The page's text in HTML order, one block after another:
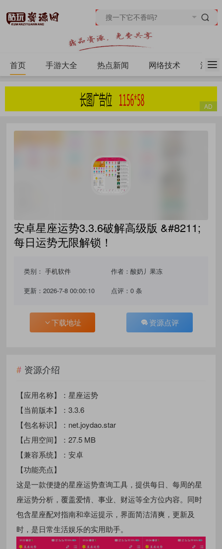
首页 手游大全 热点新闻 网络技术 源码
‌安卓星座运势3.3.6破解高级版 &#8211;
每日运势无限解锁！‌
类别：手机软件 作者：酸奶丿果冻
更新：2026-7-8 00:00:10 点评：0 条
下载地址 资源点评
资源介绍
【应用名称】：星座运势
【当前版本】：3.3.6
【包名标识】：net.joydao.star
【占用空间】：27.5 MB
【兼容系统】：安卓
【功能亮点】
这是一款便捷的星座运势查询工具，提供每日、每周的星
座运势分析，覆盖爱情、事业、财运等全方位内容。同时
包含星座配对指南和幸运提示，界面简洁清爽，更新及
时，是日常生活娱乐的实用助手。